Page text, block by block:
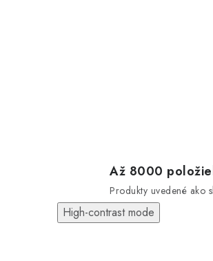
Až 8000
Produkty uvedené ako
High-contrast mode